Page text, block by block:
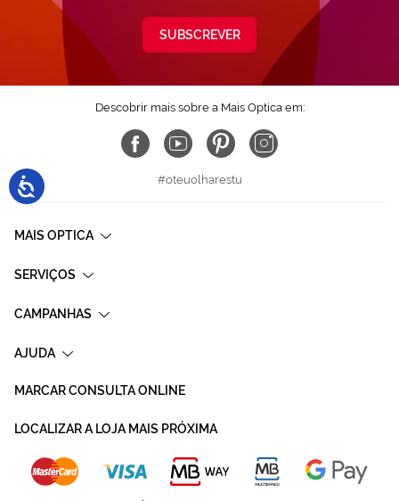
SUBSCREVER
Descobrir mais sobre a Mais Optica em:
#oteuolharestu
MAIS OPTICA
SERVIÇOS
CAMPANHAS
AJUDA
MARCAR CONSULTA ONLINE
LOCALIZAR A LOJA MAIS PRÓXIMA